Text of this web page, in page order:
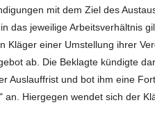
mit dem Ziel des
das jeweilige Arbeitsverhältnis
Kläger einer Umstellung ihrer
ab. Die Beklagte kündigte
Auslauffrist und bot ihm eine
an. Hiergegen wendet sich der